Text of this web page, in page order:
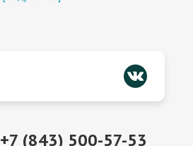
+7 (843) 500-57-53